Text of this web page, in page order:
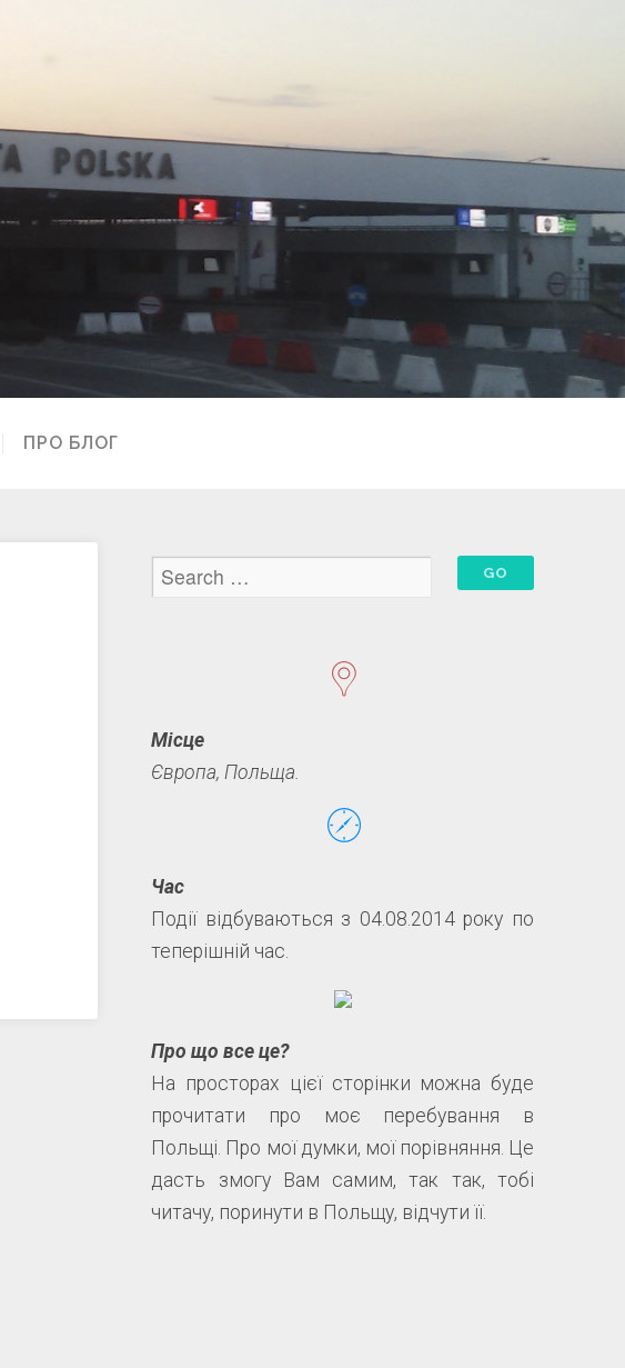
ПРО БЛОГ
Місце
Європа, Польща.
Час
Події відбуваються з 04.08.2014 року по
теперішній час.
Про що все це?
На просторах цієї сторінки можна буде
прочитати про моє перебування в
Польщі. Про мої думки, мої порівняння. Це
дасть змогу Вам самим, так так, тобі
читачу, поринути в Польщу, відчути її.